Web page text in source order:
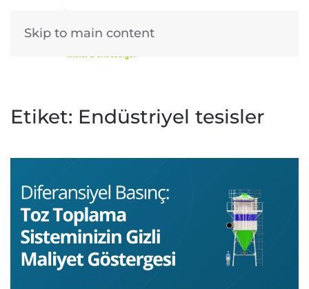
Skip to main content
Etiket: Endüstriyel tesisler